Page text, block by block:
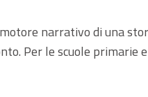
narrativo di una
Per le scuole primarie